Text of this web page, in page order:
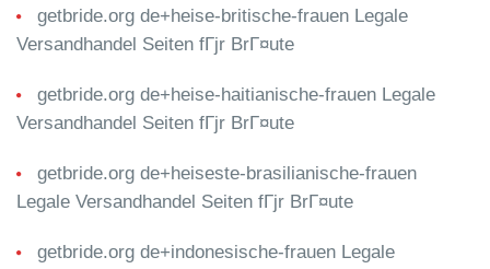
getbride.org de+heise-britische-frauen Legale
Versandhandel Seiten fГјr BrГ¤ute
getbride.org de+heise-haitianische-frauen Legale
Versandhandel Seiten fГјr BrГ¤ute
getbride.org de+heiseste-brasilianische-frauen
Legale Versandhandel Seiten fГјr BrГ¤ute
getbride.org de+indonesische-frauen Legale